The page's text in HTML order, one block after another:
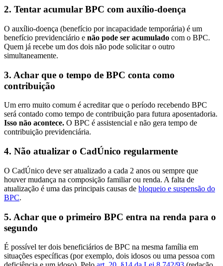
2. Tentar acumular BPC com auxílio-doença
O auxílio-doença (benefício por incapacidade temporária) é um
benefício previdenciário e não pode ser acumulado com o BPC.
Quem já recebe um dos dois não pode solicitar o outro
simultaneamente.
3. Achar que o tempo de BPC conta como
contribuição
Um erro muito comum é acreditar que o período recebendo BPC
será contado como tempo de contribuição para futura aposentadoria.
Isso não acontece. O BPC é assistencial e não gera tempo de
contribuição previdenciária.
4. Não atualizar o CadÚnico regularmente
O CadÚnico deve ser atualizado a cada 2 anos ou sempre que
houver mudança na composição familiar ou renda. A falta de
atualização é uma das principais causas de bloqueio e suspensão do
BPC.
5. Achar que o primeiro BPC entra na renda para o
segundo
É possível ter dois beneficiários de BPC na mesma família em
situações específicas (por exemplo, dois idosos ou uma pessoa com